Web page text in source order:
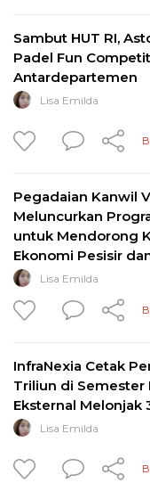
Sambut HUT RI,
Padel Fun
Antardepartemen
Lisa Emilda
Pegadaian Kanwil
Meluncurkan
untuk Mendorong
Ekonomi Pesisir
Lisa Emilda
InfraNexia Cetak
Triliun di Semester
Eksternal Melonjak
Lisa Emilda